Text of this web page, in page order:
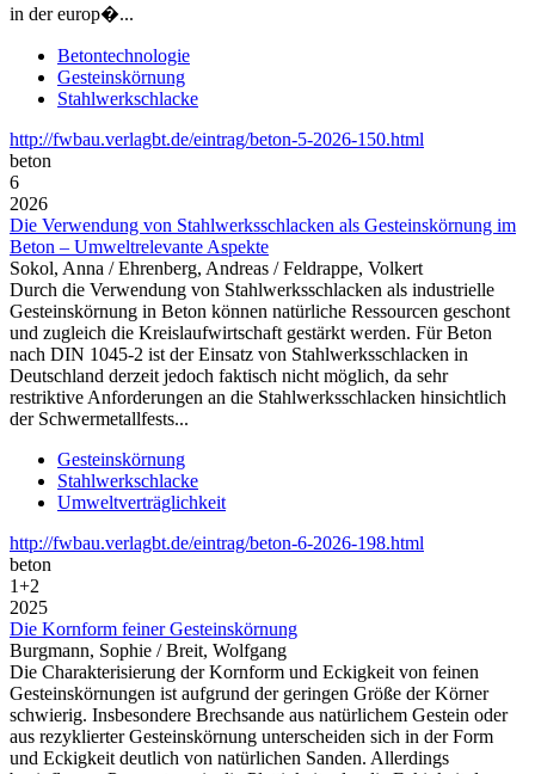
in der europ�...
Betontechnologie
Gesteinskörnung
Stahlwerkschlacke
http://fwbau.verlagbt.de/eintrag/beton-5-2026-150.html
beton
6
2026
Die Verwendung von Stahlwerksschlacken als Gesteinskörnung im
Beton – Umweltrelevante Aspekte
Sokol, Anna / Ehrenberg, Andreas / Feldrappe, Volkert
Durch die Verwendung von Stahlwerksschlacken als industrielle
Gesteinskörnung in Beton können natürliche Ressourcen geschont
und zugleich die Kreislaufwirtschaft gestärkt werden. Für Beton
nach DIN 1045-2 ist der Einsatz von Stahlwerksschlacken in
Deutschland derzeit jedoch faktisch nicht möglich, da sehr
restriktive Anforderungen an die Stahlwerksschlacken hinsichtlich
der Schwermetallfests...
Gesteinskörnung
Stahlwerkschlacke
Umweltverträglichkeit
http://fwbau.verlagbt.de/eintrag/beton-6-2026-198.html
beton
1+2
2025
Die Kornform feiner Gesteinskörnung
Burgmann, Sophie / Breit, Wolfgang
Die Charakterisierung der Kornform und Eckigkeit von feinen
Gesteinskörnungen ist aufgrund der geringen Größe der Körner
schwierig. Insbesondere Brechsande aus natürlichem Gestein oder
aus rezyklierter Gesteinskörnung unterscheiden sich in der Form
und Eckigkeit deutlich von natürlichen Sanden. Allerdings